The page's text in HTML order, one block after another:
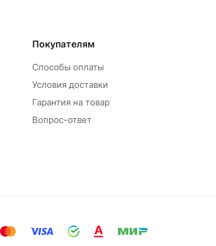
Покупателям
Способы оплаты
Условия доставки
Гарантия на товар
Вопрос-ответ